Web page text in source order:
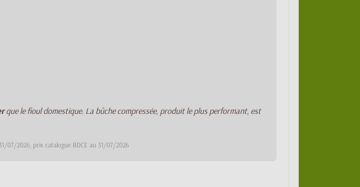
que le fioul domestique. La bûche compressée, produit le plus performant, est
07/2026, prix catalogue BDCE au 31/07/2026